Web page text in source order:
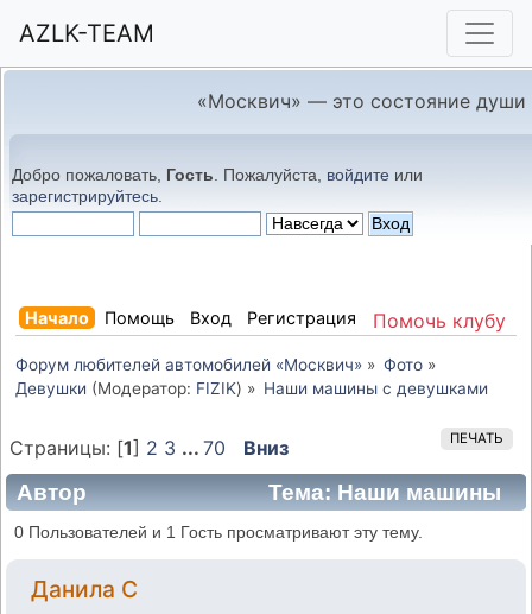
AZLK-TEAM
«Москвич» — это состояние души
Добро пожаловать, Гость . Пожалуйста, войдите или
зарегистрируйтесь
Помочь клубу
Начало Помощь Вход Регистрация
Форум любителей автомобилей «Москвич» » Фото»
Девушки (Модератор: FIZIK) » Наши машины с девушками
ПЕЧАТЬ
Страницы: [1] 2 3 ... 70 Вниз
Автор
Тема: Наши машины
с девушками (Прочитано 315195 раз)
0 Пользователей и 1 Гость просматривают эту тему.
Данила С